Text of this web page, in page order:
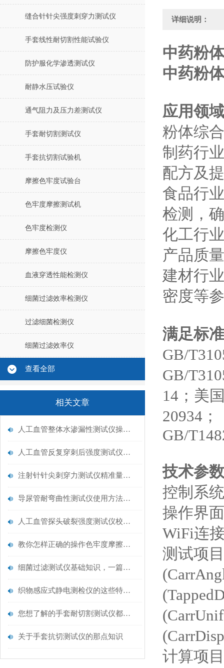
缝合针针尖强度刺穿力测试仪
手套线性耐切割性能试验仪
防护服化学渗透测试仪
耐静水压试验仪
通气阻力及压力差测试仪
手套耐切割测试仪
手套抗切割试验机
摩擦色牢度试验台
色牢度摩擦测试机
色牢度检测仪
摩擦色牢度仪
血液穿透性能检测仪
细菌过滤效率检测仪
过滤细菌检测仪
细菌过滤效率仪
查看全部
相关文章
人工血管整体水渗漏性测试仪操作中最容易出错的步骤
人工血管反复穿刺后强度测试仪是什么？透析患者的“生命管“质量靠它把关！
注射针针尖刺穿力测试仪精准量化针尖锋利度，构筑临床安全防线
导尿管耐弯曲性测试仪使用方法与操作规范
人工血管探头破裂强度测试仪校准规范：精准赋能医疗安全的技术基准
教你怎样正确的操作色牢度摩擦测试机
细菌过滤测试仪基础知识，一篇搞定
织物感应式静电测检仪的这些特点很少有人都知道
您想了解的手套耐切割测试仪都在这里了
关于手套抗切测试仪的那点知识
详细说明：
中药粉
中药粉
应用领域
粉体综
制药行
配方及
食品行
检测，
化工行
产品质
建材行
密度等
满足标准
GB/
GB/
14；美
20934；
GB/
技术参数
控制系
操作界
WiFi连
测试项
计算项